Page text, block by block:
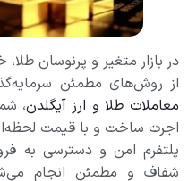
در بازار متغیر و پرنوسان
از روش‌های مطمئن
معاملات طلا و ارز آیگلدن،
اجرت ساخت و با قیمت لحظه‌ای
پلتفرم امن و دسترسی به
شفاف و مطمئن انجام